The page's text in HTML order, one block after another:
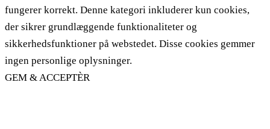
fungerer korrekt. Denne kategori inkluderer kun cookies,
der sikrer grundlæggende funktionaliteter og
sikkerhedsfunktioner på webstedet. Disse cookies gemmer
ingen personlige oplysninger.
GEM & ACCEPTÈR